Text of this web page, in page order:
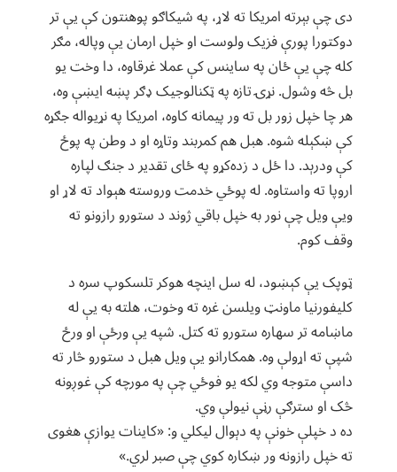
دی چې بېرته امریکا ته لاړ، په شیکاګو پوهنتون کې یې تر
دوکتورا پورې فزیک ولوست او خپل ارمان یې وپاله، مګر
کله چې یې ځان په ساینس کې عملا غرقاوه، دا وخت یو
بل څه وشول. نړۍ تازه په ټکنالوجیک ډګر پښه ایښې وه،
هر چا خپل زور بل ته ور پیمانه کاوه، امریکا په نړیواله جګړه
کې ښکېله شوه. هبل هم کمربند وتاړه او د وطن په پوځ
کې ودرېد. دا ځل د زده‌کړو په ځای تقدیر د جنګ لپاره
اروپا ته واستاوه. له پوځي خدمت وروسته هېواد ته لاړ او
ویې ویل چې نور به خپل باقي ژوند د ستورو رازونو ته
وقف کوم.
ټوپک یې کېښود، له سل اینچه هوکر تلسکوپ سره د
کلیفورنیا ماونټ ویلسن غره ته وخوت، هلته به یې له
ماښامه تر سهاره ستورو ته کتل. شپه یې ورځې او ورځ
شپې ته اړولې وه. همکارانو یې ویل هبل د ستورو څار ته
داسې متوجه وي لکه یو فوځي چې په مورچه کې غوږونه
څک او سترګې رڼې نیولې وي.
ده د خپلې خونې په دېوال لیکلي و: «کاینات یوازې هغوی
ته خپل رازونه ور ښکاره کوي چې صبر لري.»